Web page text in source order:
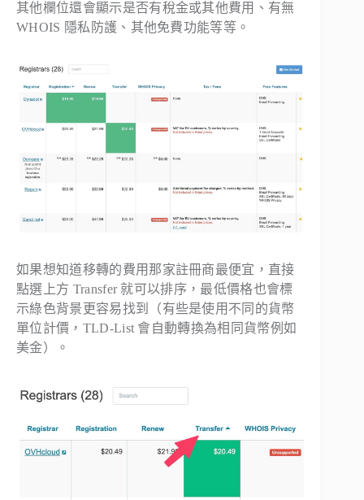
其他欄位還會顯示是否有稅金或其他費用、有無
WHOIS 隱私防護、其他免費功能等等。
如果想知道移轉的費用那家註冊商最便宜，直接
點選上方 Transfer 就可以排序，最低價格也會標
示綠色背景更容易找到（有些是使用不同的貨幣
單位計價，TLD-List 會自動轉換為相同貨幣例如
美金）。